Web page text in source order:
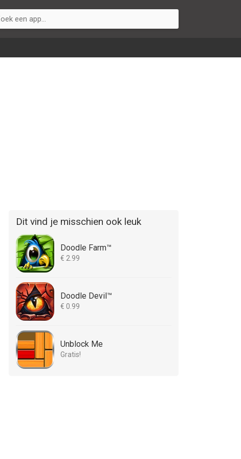
Dit vind je misschien ook leuk
Doodle Farm™
€ 2.99
Doodle Devil™
€ 0.99
Unblock Me
Gratis!